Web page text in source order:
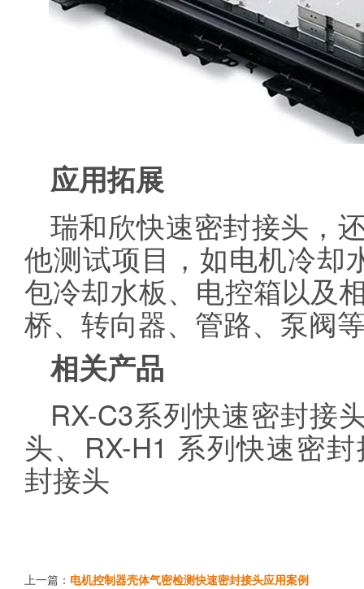
应用拓展
瑞和欣快速密封接头，
他测试项目，如电机冷却
包冷却水板、电控箱以及
桥、转向器、管路、泵阀
相关产品
RX-C3系列快速密封接
头、RX-H1 系列快速密
封接头
上一篇： 电机控制器壳体气密检测快速密封接头应用案例